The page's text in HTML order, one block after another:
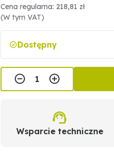
Cena regularna: 218,81 zł
(W tym VAT)
Dostępny
Wsparcie techniczne